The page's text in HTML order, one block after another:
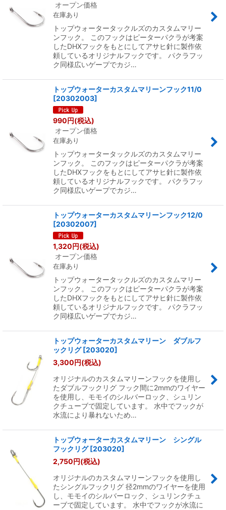
オープン価格
在庫あり
トップウォータータックルズのカスタムマリー
ンフック。 このフックはピーターパクラが考案
したDHXフックをもとにしてアサヒ針に製作依
頼しているオリジナルフックです。 パクラフッ
ク同様広いゲープでカジ…
トップウォーターカスタムマリーンフック11/0
[20302003]
990円(税込)
オープン価格
在庫あり
トップウォータータックルズのカスタムマリー
ンフック。 このフックはピーターパクラが考案
したDHXフックをもとにしてアサヒ針に製作依
頼しているオリジナルフックです。 パクラフッ
ク同様広いゲープでカジ…
トップウォーターカスタムマリーンフック12/0
[20302007]
1,320円(税込)
オープン価格
在庫あり
トップウォータータックルズのカスタムマリー
ンフック。 このフックはピーターパクラが考案
したDHXフックをもとにしてアサヒ針に製作依
頼しているオリジナルフックです。 パクラフッ
ク同様広いゲープでカジ…
トップウォーターカスタムマリーン ダブルフ
ックリグ [203020]
3,300円(税込)
オリジナルのカスタムマリーンフックを使用し
たダブルフックリグ フック間に2mmのワイヤー
を使用し、モモイのシルバーロック、シュリン
クチューブで固定しています。 水中でフックが
水流により暴れないため…
トップウォーターカスタムマリーン シングル
フックリグ [203020]
2,750円(税込)
オリジナルのカスタムマリーンフックを使用し
たシングルフックリグ 径2mmのワイヤーを使用
し、モモイのシルバーロック、シュリンクチュ
ーブで固定しています。 水中でフックが水流に